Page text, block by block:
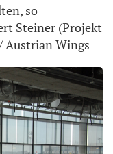
so
Steiner (Projekt
Austrian Wings